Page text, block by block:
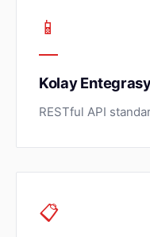
📱
Kolay
RESTful API
📋